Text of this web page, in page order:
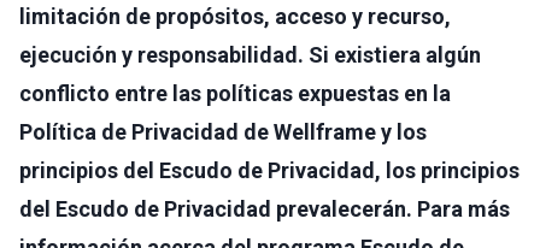
limitación de propósitos, acceso y recurso,
ejecución y responsabilidad. Si existiera algún
conflicto entre las políticas expuestas en la
Política de Privacidad de Wellframe y los
principios del Escudo de Privacidad, los principios
del Escudo de Privacidad prevalecerán. Para más